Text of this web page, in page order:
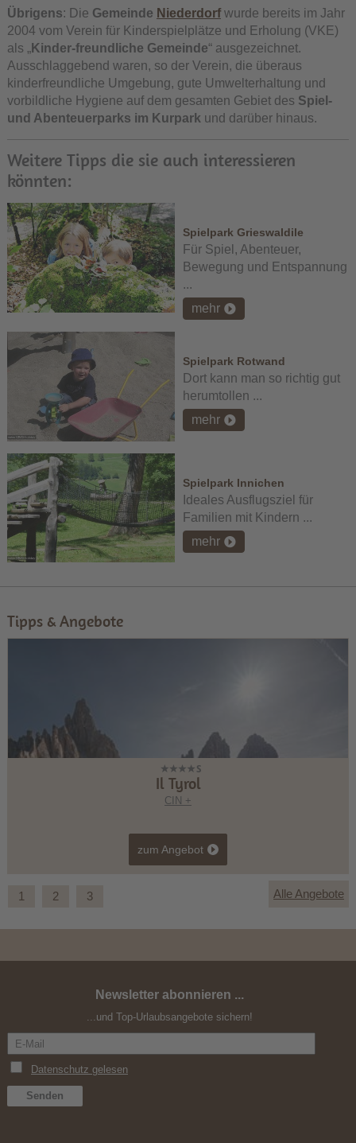
Übrigens: Die Gemeinde Niederdorfwurde bereits im Jahr
2004 vom Verein für Kinderspielplätze und Erholung (VKE)
als „Kinder-freundliche Gemeinde“ ausgezeichnet.
Ausschlaggebend waren, so der Verein, die überaus
kinderfreundliche Umgebung, gute Umwelterhaltung und
vorbildliche Hygiene auf dem gesamten Gebiet des Spiel-
und Abenteuerparks im Kurpark und darüber hinaus.
Weitere Tipps die sie auch interessieren
könnten:
Spielpark Grieswaldile
Für Spiel, Abenteuer,
Bewegung und Entspannung
...
mehr
Spielpark Rotwand
Dort kann man so richtig gut
herumtollen ...
mehr
Spielpark Innichen
Ideales Ausflugsziel für
Familien mit Kindern ...
mehr
Tipps & Angebote
Il Tyrol
CIN +
Herbst³Zeit
zum Angebot
1 2 3 Alle Angebote
Newsletter abonnieren ...
...und Top-Urlaubsangebote sichern!